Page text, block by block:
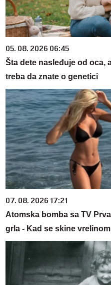
05. 08. 2026 06:45
Šta dete nasleđuje od oca,
treba da znate o genetici
07. 08. 2026 17:21
Atomska bomba sa TV
grla - Kad se skine